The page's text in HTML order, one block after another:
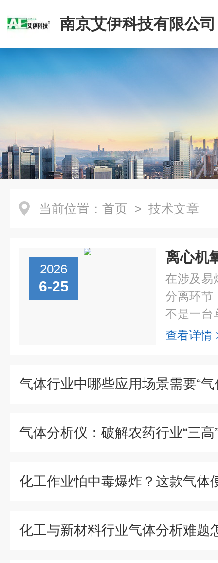
南京艾伊科技有限公司
当前位置： 首页 > 技术文章
2026
6-25
在涉及易
分离环节
不是一台
化系统
查看详情